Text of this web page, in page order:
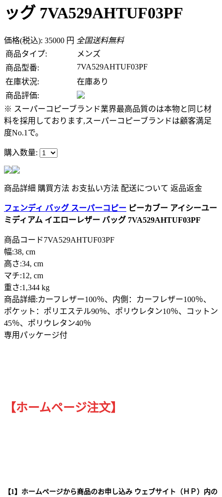
ッグ 7VA529AHTUF03PF
価格(税込): 35000 円 全国送料無料
商品タイプ:
メンズ
商品型番:
7VA529AHTUF03PF
在庫状況:
在庫あり
商品評価:
※ スーパーコピーブランド業界最高品質のは本物と同じ材
料を採用しております,スーパーコピーブランドは顧客満足
度No.1で。
購入数量:
商品詳細 購買方法 お支払い方法 配送について 返品返金
フェンディ バッグ スーパーコピー ピーカブー アイシーユー
ミディアム イエローレザー バッグ 7VA529AHTUF03PF
商品コード7VA529AHTUF03PF
幅:38, cm
高さ:34, cm
マチ:12, cm
重さ:1,344 kg
商品詳細:カーフレザー100％、内側：カーフレザー100％、
ポケット：ポリエステル90％、ポリウレタン10％、コットン
45％、ポリウレタン40％
専用パッケージ付
【ホームページ注文】
【1】ホームページから商品のお申し込み ウェブサイト（ＨＰ）内の